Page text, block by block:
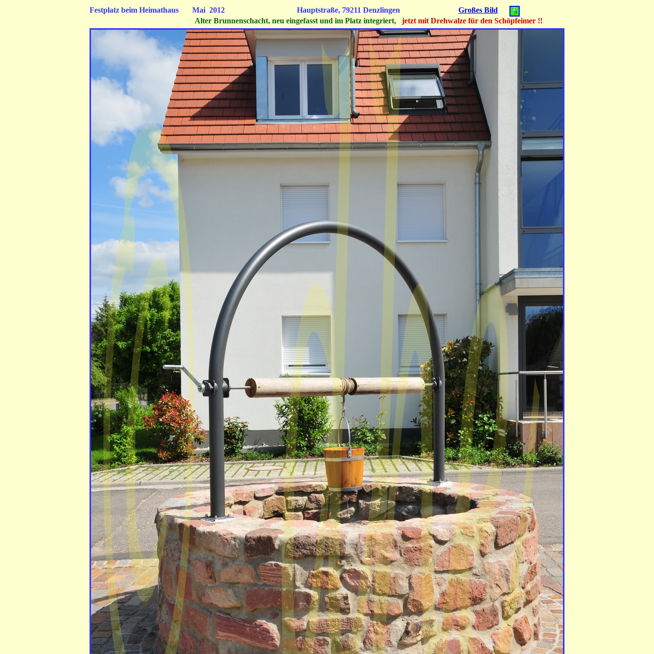
Festplatz beim Heimathaus Mai 2012 Hauptstraße, 79211 Denzlingen
Großes Bild
Alter Brunnenschacht, neu eingefasst und im Platz integriert, jetzt mit Drehwalze für den Schöpfeimer !!